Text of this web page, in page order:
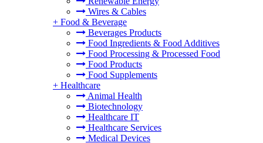
Wires & Cables
+ Food & Beverage
Beverages Products
Food Ingredients & Food Additives
Food Processing & Processed Food
Food Products
Food Supplements
+ Healthcare
Animal Health
Biotechnology
Healthcare IT
Healthcare Services
Medical Devices